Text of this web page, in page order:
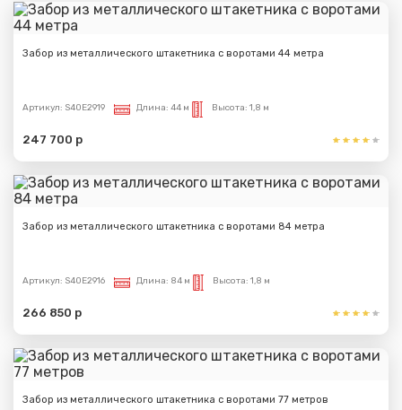
Забор из металлического штакетника с воротами 44 метра
Артикул: S40E2919 Длина: 44 м Высота: 1,8 м
247 700 р
Забор из металлического штакетника с воротами 84 метра
Артикул: S40E2916 Длина: 84 м Высота: 1,8 м
266 850 р
Забор из металлического штакетника с воротами 77 метров